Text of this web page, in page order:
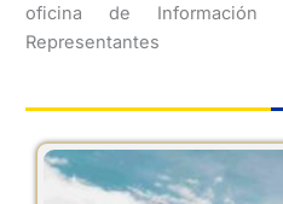
oficina de
Representantes